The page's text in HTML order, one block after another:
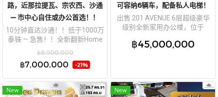
路，近那拉提瓦、宗农西、沙通
— 市中心自住或办公首选！！
10分钟直达沙通！！低于1000万
泰铢 — 急售！！全新翻新Home
位，Chan 21巷，Chan 路，近那
拉提瓦、宗农西、沙通 — 市中心
฿8,900,000
฿7,000,000 -21%
可容纳6辆车，配备私人电梯！
出售 201 AVENUE 6层超级豪华
级别全新家用办公楼，位于
用面积超过620平方米，最多可
฿45,000,000
New New